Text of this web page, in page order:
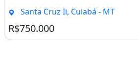
Santa Cruz Ii, Cuiabá - MT
R$750.000